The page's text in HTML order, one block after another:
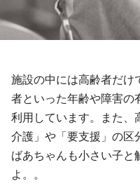
施設の中には高齢者だけ
者といった年齢や障害の
利用しています。また、
介護」や「要支援」の区
ばあちゃんも小さい子と
よ。。